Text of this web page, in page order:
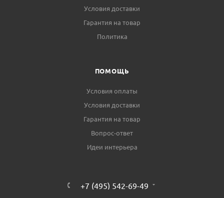
Условия доставки
Гарантия на товар
Политика
ПОМОЩЬ
Условия оплаты
Условия доставки
Гарантия на товар
Вопрос-ответ
Идеи интерьера
+7 (495) 542-69-49